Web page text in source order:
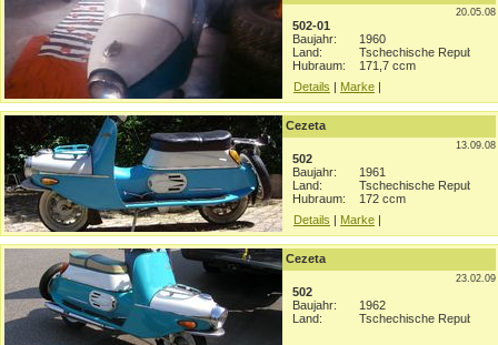
20.05.08
502-01
Baujahr:
1960
Land:
Tschechische Republik
Hubraum:
171,7 ccm
Details | Marke |
Cezeta
13.09.08
502
Baujahr:
1961
Land:
Tschechische Republik
Hubraum:
172 ccm
Details | Marke |
Cezeta
23.02.09
502
Baujahr:
1962
Land:
Tschechische Republik